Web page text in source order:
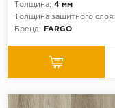
Толщина: 4 мм
Толщина защитного слоя:
Бренд:
FARGO